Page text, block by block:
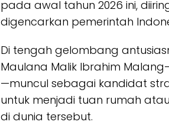
pada awal tahun 2026 ini,
digencarkan pemerintah
Di tengah gelombang
Maulana Malik Ibrahim
—muncul sebagai kandidat
untuk menjadi tuan rumah
di dunia tersebut.